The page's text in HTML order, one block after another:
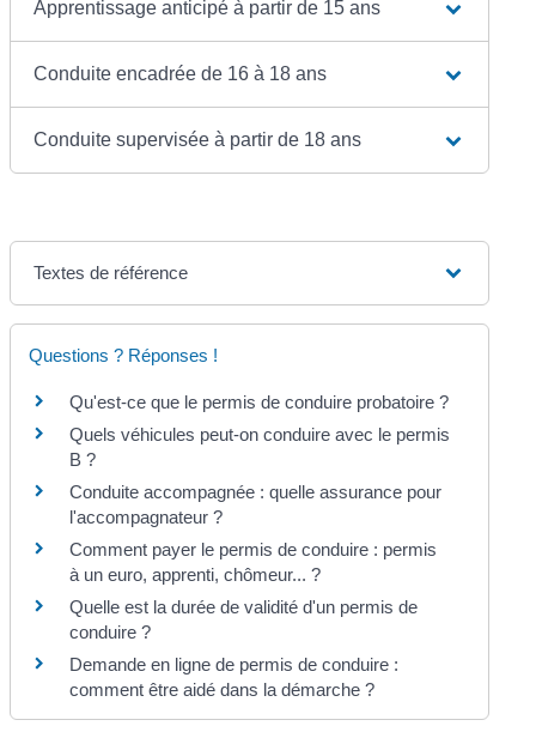
Apprentissage anticipé à partir de 15 ans
Conduite encadrée de 16 à 18 ans
Conduite supervisée à partir de 18 ans
Textes de référence
Questions ? Réponses !
Qu'est-ce que le permis de conduire probatoire ?
Quels véhicules peut-on conduire avec le permis
B ?
Conduite accompagnée : quelle assurance pour
l'accompagnateur ?
Comment payer le permis de conduire : permis
à un euro, apprenti, chômeur... ?
Quelle est la durée de validité d'un permis de
conduire ?
Demande en ligne de permis de conduire :
comment être aidé dans la démarche ?